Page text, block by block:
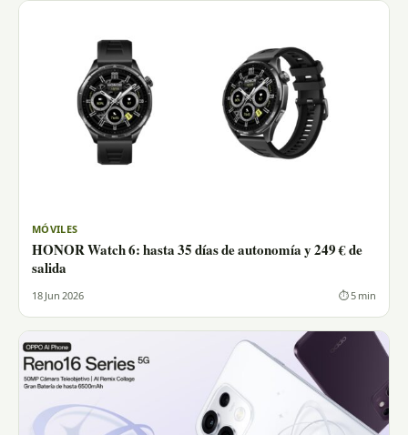
MÓVILES
HONOR Watch 6: hasta 35 días de autonomía y 249 € de
salida
18 Jun 2026 ⏱ 5 min